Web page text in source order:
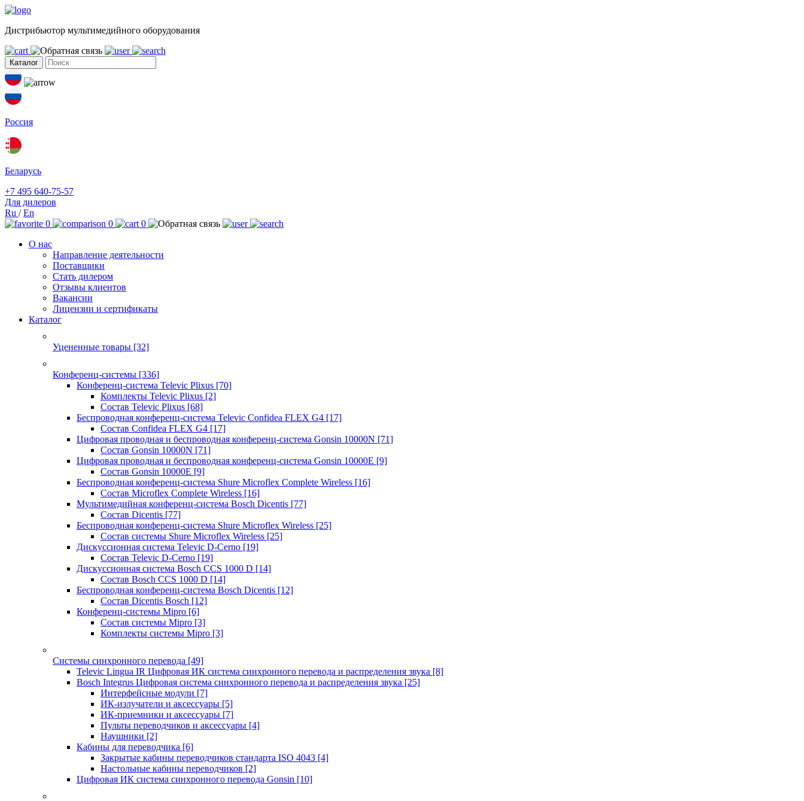
Дистрибьютор мультимедийного оборудования
Каталог
Россия
Беларусь
+7 495 640-75-57
Для дилеров
Ru /En
0
0
0
О нас
Направление деятельности
Поставщики
Стать дилером
Отзывы клиентов
Вакансии
Лицензии и сертификаты
Каталог
Уцененные товары [32]
Конференц-системы [336]
Конференц-система Televic Plixus [70]
Комплекты Televic Plixus [2]
Состав Televic Plixus [68]
Беспроводная конференц-система Televic Confidea FLEX G4 [17]
Состав Confidea FLEX G4 [17]
Цифровая проводная и беспроводная конференц-система Gonsin 10000N [71]
Состав Gonsin 10000N [71]
Цифровая проводная и беспроводная конференц-система Gonsin 10000E [9]
Состав Gonsin 10000E [9]
Беспроводная конференц-система Shure Microflex Complete Wireless [16]
Состав Microflex Complete Wireless [16]
Мультимедийная конференц-система Bosch Dicentis [77]
Состав Dicentis [77]
Беспроводная конференц-система Shure Microflex Wireless [25]
Состав системы Shure Microflex Wireless [25]
Дискуссионная система Televic D-Cerno [19]
Состав Televic D-Cerno [19]
Дискуссионная система Bosch CCS 1000 D [14]
Состав Bosch CCS 1000 D [14]
Беспроводная конференц-система Bosch Dicentis [12]
Состав Dicentis Bosch [12]
Конференц-системы Mipro [6]
Состав системы Mipro [3]
Комплекты системы Mipro [3]
Системы синхронного перевода [49]
Televic Lingua IR Цифровая ИК система синхронного перевода и распределения звука [8]
Bosch Integrus Цифровая система синхронного перевода и распределения звука [25]
Интерфейсные модули [7]
ИК-излучатели и аксессуары [5]
ИК-приемники и аксессуары [7]
Пульты переводчиков и аксессуары [4]
Наушники [2]
Кабины для переводчика [6]
Закрытые кабины переводчиков стандарта ISO 4043 [4]
Настольные кабины переводчиков [2]
Цифровая ИК система синхронного перевода Gonsin [10]